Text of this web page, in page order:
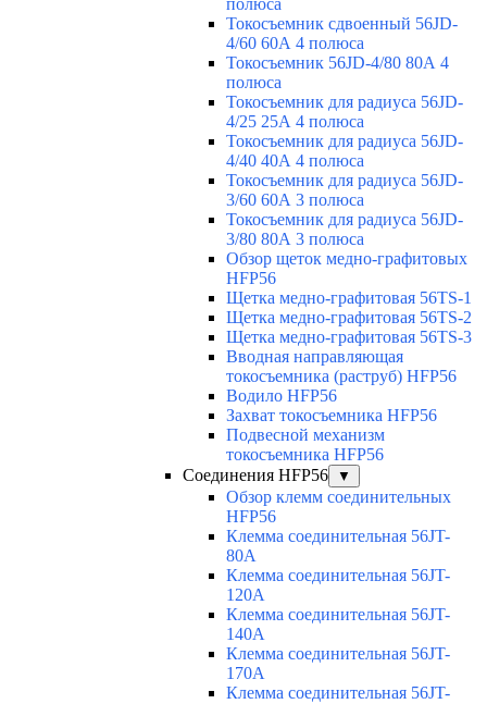
Токосъемник сдвоенный 56JD-
4/60 60А 4 полюса
Токосъемник 56JD-4/80 80А 4
полюса
Токосъемник для радиуса 56JD-
4/25 25А 4 полюса
Токосъемник для радиуса 56JD-
4/40 40А 4 полюса
Токосъемник для радиуса 56JD-
3/60 60А 3 полюса
Токосъемник для радиуса 56JD-
3/80 80А 3 полюса
Обзор щеток медно-графитовых
HFP56
Щетка медно-графитовая 56TS-1
Щетка медно-графитовая 56TS-2
Щетка медно-графитовая 56TS-3
Вводная направляющая
токосъемника (раструб) HFP56
Водило HFP56
Захват токосъемника HFP56
Подвесной механизм
токосъемника HFP56
Соединения HFP56
▼
Обзор клемм соединительных
HFP56
Клемма соединительная 56JT-
80A
Клемма соединительная 56JT-
120A
Клемма соединительная 56JT-
140A
Клемма соединительная 56JT-
170A
Клемма соединительная 56JT-